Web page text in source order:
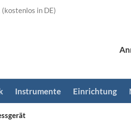
(kostenlos in DE)
Instrumente Einrichtung